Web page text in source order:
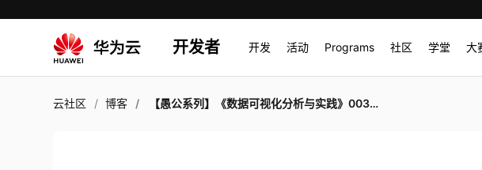
开发者 开发 活动 Programs 社区 学堂 大
云社区 博客 【愚公系列】《数据可视化分析与实践》003-数据可视化概述（数据可视化工具）